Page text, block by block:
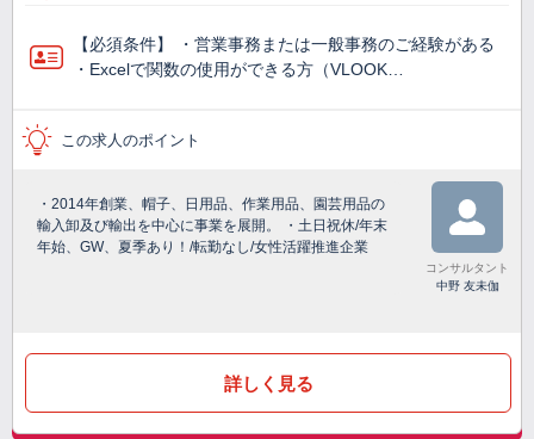
【必須条件】 ・営業事務または一般事務のご経験がある
・Excelで関数の使用ができる方（VLOOK…
この求人のポイント
・2014年創業、帽子、日用品、作業用品、園芸用品の
輸入卸及び輸出を中心に事業を展開。 ・土日祝休/年末
年始、GW、夏季あり！/転勤なし/女性活躍推進企業
コンサルタント
中野 友未伽
詳しく見る